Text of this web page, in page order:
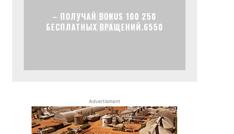
– ПОЛУЧАЙ BONUS 100 250
БЕСПЛАТНЫХ ВРАЩЕНИЙ.6550
Advertisment